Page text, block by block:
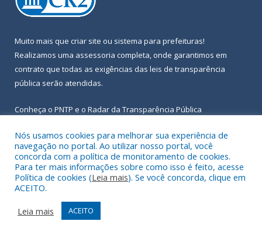
Muito mais que criar site ou sistema para prefeituras!
Realizamos uma assessoria completa, onde garantimos em
contrato que todas as exigências das leis de transparência
pública serão atendidas.
Conheça o PNTP e o Radar da Transparência Pública
Todos os direitos reservados a Prefeitura Municipal de Igarapé-
Açu.
Frequência Online
Acessar Área Administrativa
Nós usamos cookies para melhorar sua experiência de
navegação no portal. Ao utilizar nosso portal, você
concorda com a política de monitoramento de cookies.
Para ter mais informações sobre como isso é feito, acesse
Política de cookies (Leia mais). Se você concorda, clique em
ACEITO.
Leia mais
ACEITO